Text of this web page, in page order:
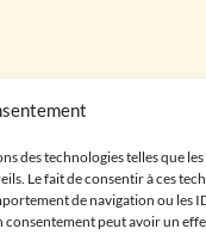
des technologies telles que
Le fait de consentir à ces
de navigation ou les
consentement peut avoir un